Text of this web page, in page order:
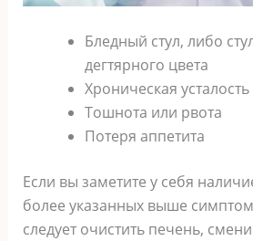
Бледный стул, либо
дегтярного цвета
Хроническая усталость
Тошнота или рвота
Потеря аппетита
Если вы заметите у себя
более указанных выше
следует очистить печень,